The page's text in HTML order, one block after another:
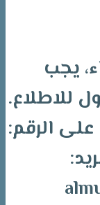
يجب
للاطلاع.
الرقم:
البريد: